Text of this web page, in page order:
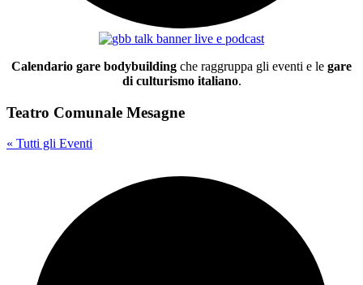
Calendario gare bodybuilding che raggruppa gli eventi e le gare
di culturismo italiano.
Teatro Comunale Mesagne
« Tutti gli Eventi